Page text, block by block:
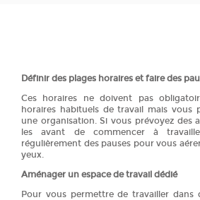
Définir des plages horaires et faire des
Ces horaires ne doivent pas
horaires habituels de travail mais vous
une organisation. Si vous prévoyez des
les avant de commencer à
régulièrement des pauses pour vous
yeux.
Aménager un espace de travail dédié
Pour vous permettre de travailler dans